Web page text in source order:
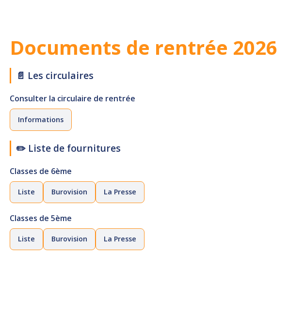
Documents de rentrée 2026
📄 Les circulaires
Consulter la circulaire de rentrée
Informations
✏️ Liste de fournitures
Classes de 6ème
Liste Burovision La Presse
Classes de 5ème
Liste Burovision La Presse